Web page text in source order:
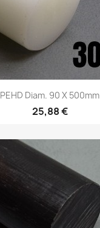
PEHD Diam. 90 X 500mm
25,88 €